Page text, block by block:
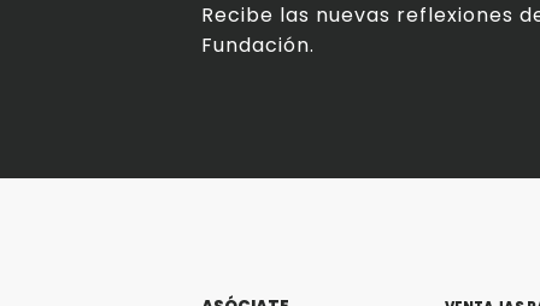
Recibe las nuevas reflexiones
Fundación.